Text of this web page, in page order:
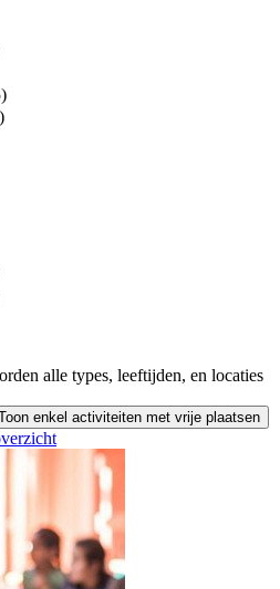
alle types, leeftijden, en locaties
enkel activiteiten met vrije plaatsen